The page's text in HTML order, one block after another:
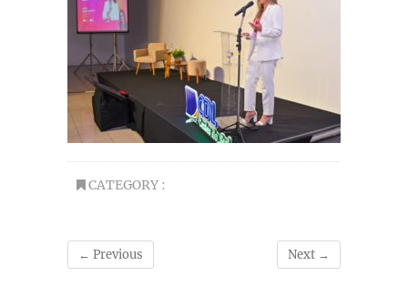
CATEGORY :
← Previous Next →